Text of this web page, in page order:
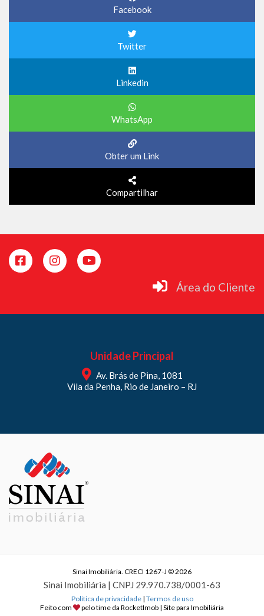
Facebook
Twitter
Linkedin
WhatsApp
Obter um Link
Compartilhar
Área do Cliente
Unidade Principal
Av. Brás de Pina, 1081
Vila da Penha, Rio de Janeiro – RJ
Sinai Imobiliária. CRECI 1267-J © 2026
Sinai Imobiliária | CNPJ 29.970.738/0001-63
Política de privacidade| Termos de uso
Feito com
pelo time da RocketImob | Site para Imobiliária